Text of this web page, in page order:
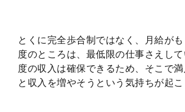
とくに完全歩合制ではなく、月給がも
度のところは、最低限の仕事さえし
度の収入は確保できるため、そこで満
と収入を増やそうという気持ちが起こ